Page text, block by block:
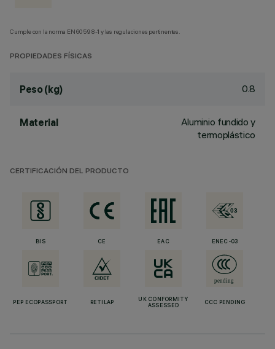
Cumple con la norma EN60598-1 y las regulaciones pertinentes.
PROPIEDADES FÍSICAS
Peso (kg) 0.8
Material
Aluminio fundido y
termoplástico
CERTIFICACIÓN DEL PRODUCTO
BIS CE EAC ENEC-03
PEP ECOPASSPORT RETILAP
UK CONFORMITY
ASSESSED
CCC PENDING